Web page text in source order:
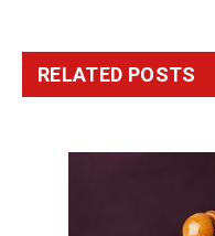
RELATED POSTS